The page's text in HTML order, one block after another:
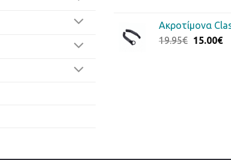
18.64€.
Ακροτίμονα
19.95€ Original
15.00€Η